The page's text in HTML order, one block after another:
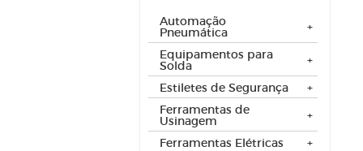
Automação
Pneumática
Equipamentos para
Solda
Estiletes de Segurança
Ferramentas de
Usinagem
Ferramentas Elétricas